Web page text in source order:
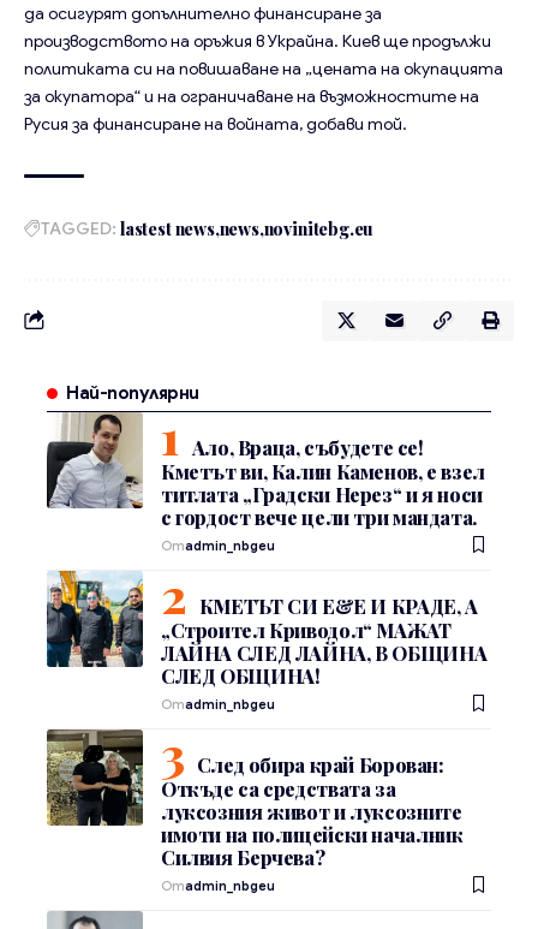
да осигурят допълнително финансиране за
производството на оръжия в Украйна. Киев ще продължи
политиката си на повишаване на „цената на окупацията
за окупатора“ и на ограничаване на възможностите на
Русия за финансиране на войната, добави той.
TAGGED: lastest news news novinitebg.eu
Най-популярни
Ало, Враца, събудете се!
Кметът ви, Калин Каменов, е взел
титлата „Градски Нерез“ и я носи
с гордост вече цели три мандата.
Отadmin_nbgeu
КМЕТЪТ СИ Е&Е И КРАДЕ, А
„Строител Криводол“ МАЖАТ
ЛАЙНА СЛЕД ЛАЙНА, В ОБЩИНА
СЛЕД ОБЩИНА!
Отadmin_nbgeu
След обира край Борован:
Откъде са средствата за
луксозния живот и луксозните
имоти на полицейски началник
Силвия Берчева?
Отadmin_nbgeu